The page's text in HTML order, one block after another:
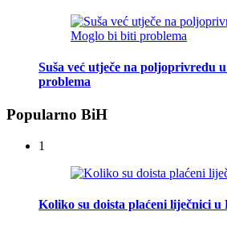
Suša već utječe na poljoprivredu
problema
Popularno BiH
1
Koliko su doista plaćeni liječnici u